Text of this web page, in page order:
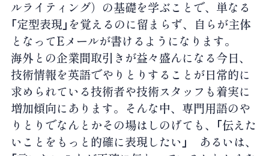
ルライティング）の基礎を学ぶことで、単なる
｢定型表現｣を覚えるのに留まらず、自らが主体
となってEメールが書けるようになります。
海外との企業間取引きが益々盛んになる今日、
技術情報を英語でやりとりすることが日常的に
求められている技術者や技術スタッフも着実に
増加傾向にあります。そんな中、専門用語のや
りとりでなんとかその場はしのげても、｢伝えた
いことをもっと的確に表現したい｣ あるいは、